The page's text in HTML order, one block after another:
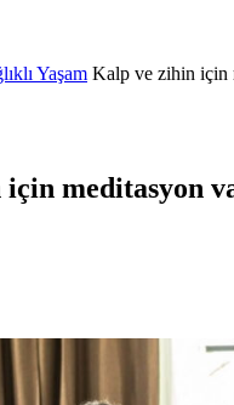
Yaşam Kalp ve zihin için
meditasyon